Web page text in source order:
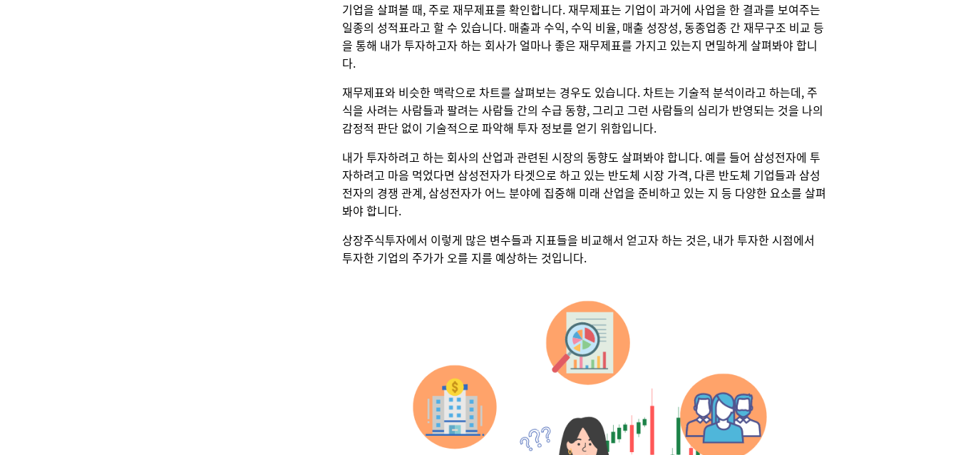
기업을 살펴볼 때, 주로 재무제표를 확인합니다. 재무제표는 기업이 과거에 사업을 한 결과를 보여주는
일종의 성적표라고 할 수 있습니다. 매출과 수익, 수익 비율, 매출 성장성, 동종업종 간 재무구조 비교 등
을 통해 내가 투자하고자 하는 회사가 얼마나 좋은 재무제표를 가지고 있는지 면밀하게 살펴봐야 합니
다.
재무제표와 비슷한 맥락으로 차트를 살펴보는 경우도 있습니다. 차트는 기술적 분석이라고 하는데, 주
식을 사려는 사람들과 팔려는 사람들 간의 수급 동향, 그리고 그런 사람들의 심리가 반영되는 것을 나의
감정적 판단 없이 기술적으로 파악해 투자 정보를 얻기 위함입니다.
내가 투자하려고 하는 회사의 산업과 관련된 시장의 동향도 살펴봐야 합니다. 예를 들어 삼성전자에 투
자하려고 마음 먹었다면 삼성전자가 타겟으로 하고 있는 반도체 시장 가격, 다른 반도체 기업들과 삼성
전자의 경쟁 관계, 삼성전자가 어느 분야에 집중해 미래 산업을 준비하고 있는 지 등 다양한 요소를 살펴
봐야 합니다.
상장주식투자에서 이렇게 많은 변수들과 지표들을 비교해서 얻고자 하는 것은, 내가 투자한 시점에서
투자한 기업의 주가가 오를 지를 예상하는 것입니다.